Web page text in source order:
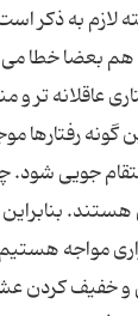
لازم به ذکر
هم بعضا خطا
عاقلانه تر
گونه رفتارها
جویی شود.
هستند.
مواجه
و خفیف کردن